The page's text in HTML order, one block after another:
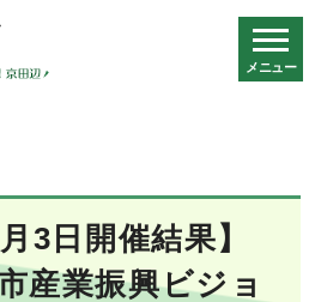
メニュー
3日開催結果】
産業振興ビジョ